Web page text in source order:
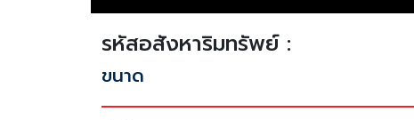
รหัสอสังหาริมทรัพย์ :
ขนาด